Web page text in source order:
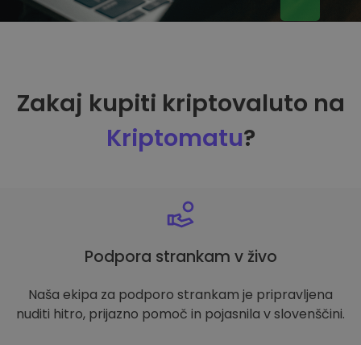
Zakaj kupiti kriptovaluto na
Kriptomatu?
Podpora strankam v živo
Naša ekipa za podporo strankam je pripravljena
nuditi hitro, prijazno pomoč in pojasnila v slovenščini.